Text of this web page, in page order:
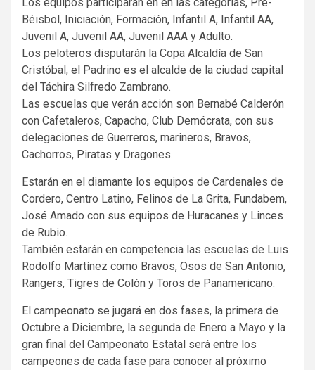
Béisbol, Iniciación, Formación, Infantil A, Infantil AA,
Juvenil A, Juvenil AA, Juvenil AAA y Adulto.
Los peloteros disputarán la Copa Alcaldía de San
Cristóbal, el Padrino es el alcalde de la ciudad capital
del Táchira Silfredo Zambrano.
Las escuelas que verán acción son Bernabé Calderón
con Cafetaleros, Capacho, Club Demócrata, con sus
delegaciones de Guerreros, marineros, Bravos,
Cachorros, Piratas y Dragones.
Estarán en el diamante los equipos de Cardenales de
Cordero, Centro Latino, Felinos de La Grita, Fundabem,
José Amado con sus equipos de Huracanes y Linces
de Rubio.
También estarán en competencia las escuelas de Luis
Rodolfo Martínez como Bravos, Osos de San Antonio,
Rangers, Tigres de Colón y Toros de Panamericano.
El campeonato se jugará en dos fases, la primera de
Octubre a Diciembre, la segunda de Enero a Mayo y la
gran final del Campeonato Estatal será entre los
campeones de cada fase para conocer al próximo